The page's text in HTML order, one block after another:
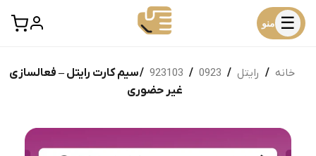
☰ منو
خانه / رایتل /
0923
/
923103 / سیم کارت رایتل – فعالسازی
غیر حضوری